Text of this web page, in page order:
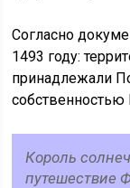
Согласно
1493 году:
принадлежали
собственностью
Король
путешествие